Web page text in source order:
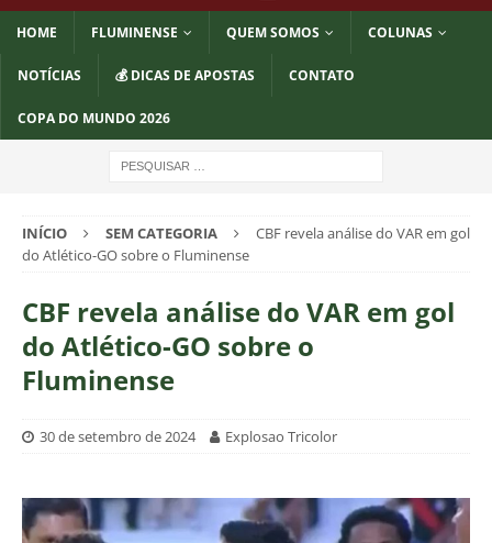
HOME FLUMINENSE QUEM SOMOS COLUNAS
NOTÍCIAS 💰 DICAS DE APOSTAS CONTATO
COPA DO MUNDO 2026
INÍCIO SEM CATEGORIA
CBF revela análise do VAR em gol
do Atlético-GO sobre o Fluminense
CBF revela análise do VAR em gol
do Atlético-GO sobre o
Fluminense
30 de setembro de 2024 Explosao Tricolor